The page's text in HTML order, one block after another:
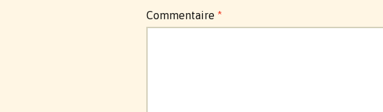
Commentaire *